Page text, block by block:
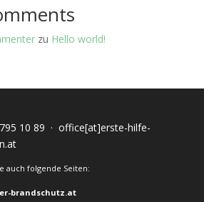
zu Hello world!
10 89 · office[at]erste-hilfe-
auch folgende Seiten:
brandschutz.at